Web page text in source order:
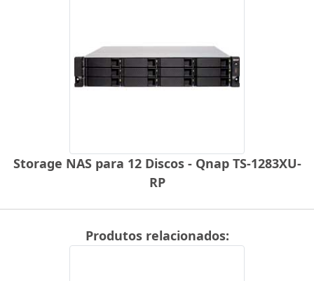
Storage NAS para 12 Discos - Qnap TS-1283XU-
RP
Produtos relacionados: